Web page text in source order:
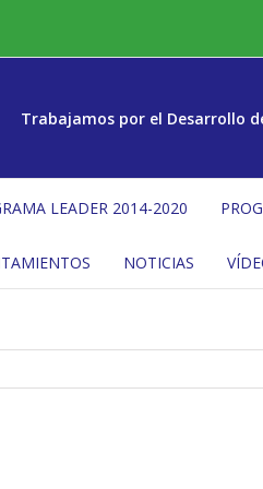
Trabajamos por el Desarrollo
LEADER 2014-2020
NOTICIAS